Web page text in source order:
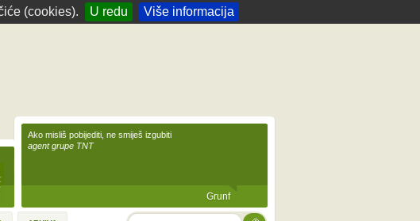
(cookies). U redu Više informacija
Ako misliš pobijediti, ne smiješ izgubiti
agent grupe TNT
Grunf
TRAŽI